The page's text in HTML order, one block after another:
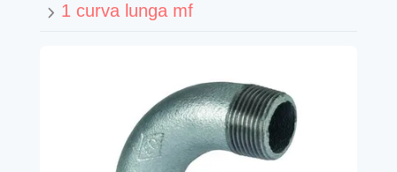
1 curva lunga mf